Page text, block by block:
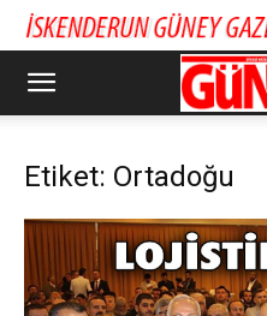
Etiket: Ortadoğu